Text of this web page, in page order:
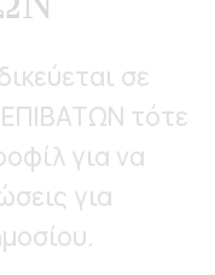
σε
τότε
για να
για